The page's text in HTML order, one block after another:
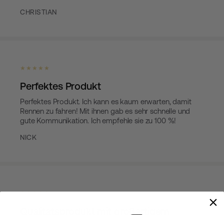
CHRISTIAN
★ ★ ★ ★ ★
Perfektes Produkt
Perfektes Produkt. Ich kann es kaum erwarten, damit
Rennen zu fahren! Mit ihnen gab es sehr schnelle und
gute Kommunikation. Ich empfehle sie zu 100 %!
NICK
★ ★ ★ ★ ★